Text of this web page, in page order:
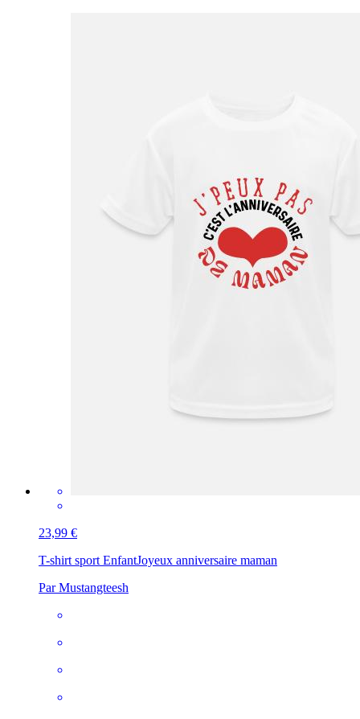
23,99 €
T-shirt sport EnfantJoyeux anniversaire maman
Par Mustangteesh